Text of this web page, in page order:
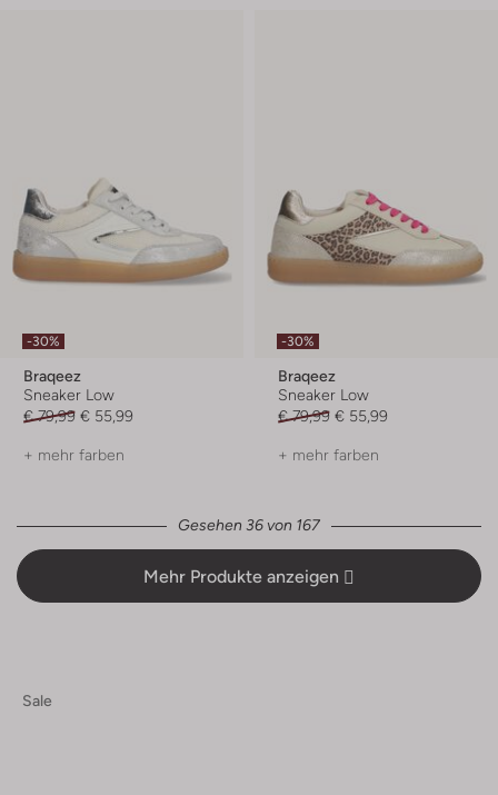
-30%
Braqeez
Sneaker Low
€ 79,99 € 55,99
+ mehr farben
-30%
Braqeez
Sneaker Low
€ 79,99 € 55,99
+ mehr farben
Gesehen 36 von 167
Mehr Produkte anzeigen
Sale